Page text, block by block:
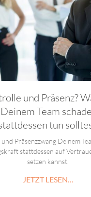
und Präsenz?
Team
tun
Präsenzzwang Deinem
stattdessen auf
setzen kannst.
JETZT LESEN…